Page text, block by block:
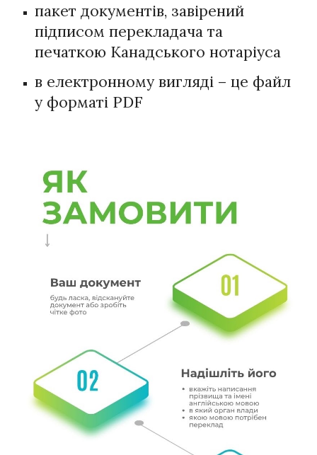
пакет документів, завірений
підписом перекладача та
печаткою Канадського нотаріуса
в електронному вигляді – це файл
у форматі PDF